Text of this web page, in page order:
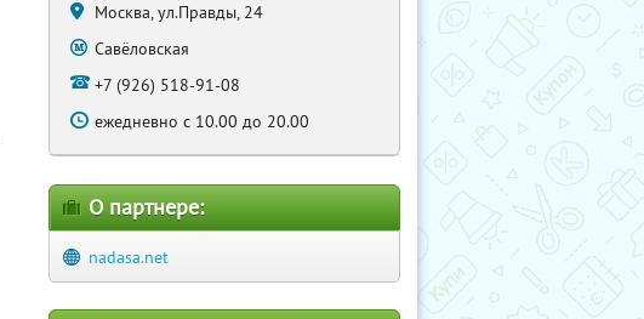
Москва, ул.Правды, 24
Савёловская
+7 (926) 518-91-08
ежедневно с 10.00 до 20.00
О партнере:
nadasa.net